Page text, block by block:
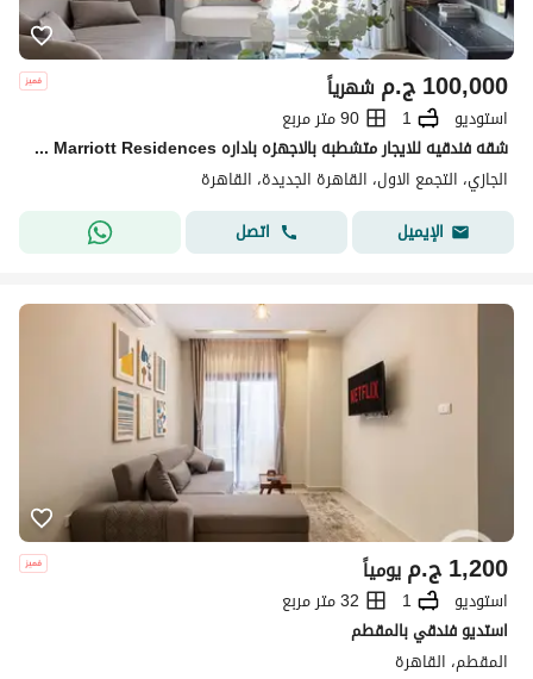
ج.م100,000 شهرياً
استوديو 1
90 متر مربع
شقه فندقيه للايجار متشطبه بالاجهزه باداره Marriott Residences داخل كمبوند الجازي بالتجمع
الجازي، التجمع الاول، القاهرة الجديدة، القاهرة
الإيميل
اتصل
ج.م1,200 يومياً
استوديو 1
32 متر مربع
استديو فندقي بالمقطم
المقطم، القاهرة